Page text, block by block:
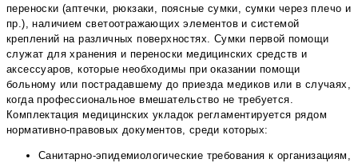
переноски (аптечки, рюкзаки, поясные сумки, сумки через плечо и
пр.), наличием светоотражающих элементов и системой
креплений на различных поверхностях. Сумки первой помощи
служат для хранения и переноски медицинских средств и
аксессуаров, которые необходимы при оказании помощи
больному или пострадавшему до приезда медиков или в случаях,
когда профессиональное вмешательство не требуется.
Комплектация медицинских укладок регламентируется рядом
нормативно-правовых документов, среди которых:
Санитарно-эпидемиологические требования к организациям,